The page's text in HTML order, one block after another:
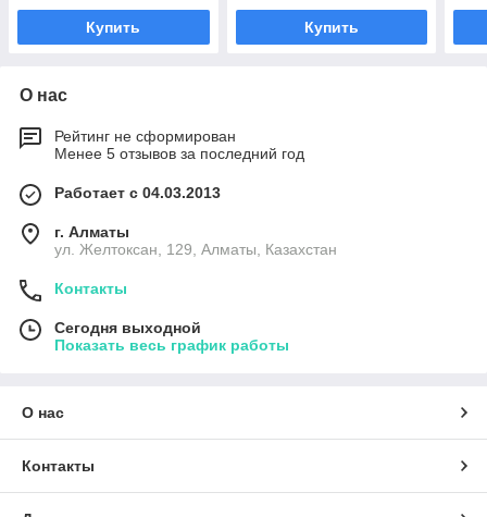
Купить Купить
О нас
Рейтинг не сформирован
Менее 5 отзывов за последний год
Работает с 04.03.2013
г. Алматы
ул. Желтоксан, 129, Алматы, Казахстан
Контакты
Сегодня выходной
Показать весь график работы
О нас
Контакты